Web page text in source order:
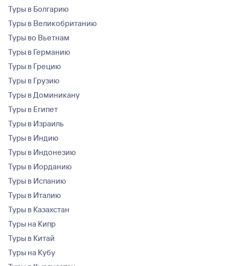
Туры в Болгарию
Туры в Великобританию
Туры во Вьетнам
Туры в Германию
Туры в Грецию
Туры в Грузию
Туры в Доминикану
Туры в Египет
Туры в Израиль
Туры в Индию
Туры в Индонезию
Туры в Иорданию
Туры в Испанию
Туры в Италию
Туры в Казахстан
Туры на Кипр
Туры в Китай
Туры на Кубу